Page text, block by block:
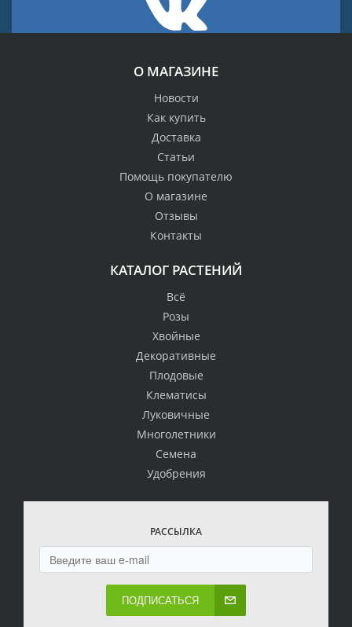
О МАГАЗИНЕ
Новости
Как купить
Доставка
Статьи
Помощь покупателю
О магазине
Отзывы
Контакты
КАТАЛОГ РАСТЕНИЙ
Всё
Розы
Хвойные
Декоративные
Плодовые
Клематисы
Луковичные
Многолетники
Семена
Удобрения
РАССЫЛКА
ПОДПИСАТЬСЯ